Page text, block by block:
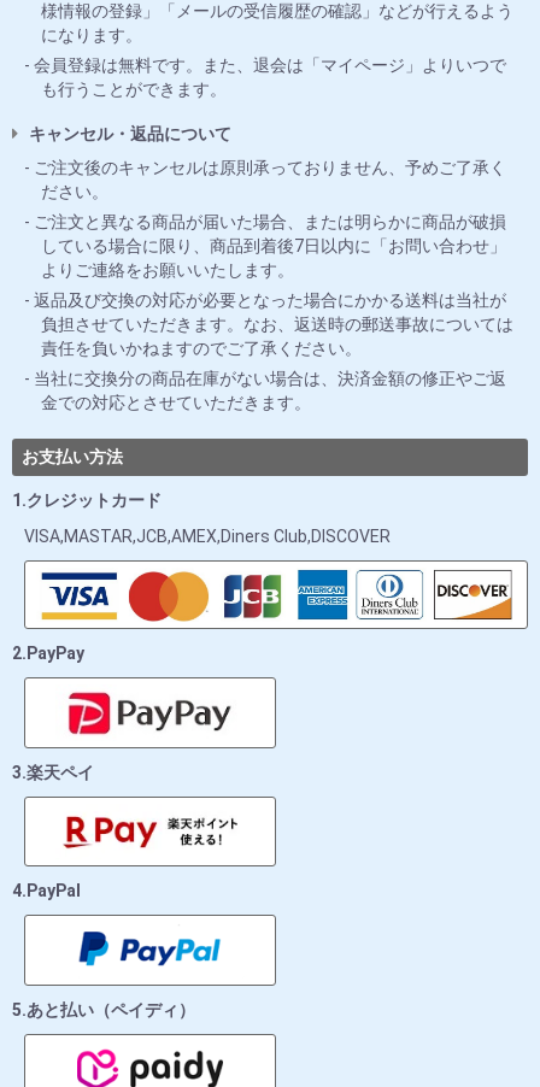
様情報の登録」「メールの受信履歴の確認」などが行えるよう
になります。
会員登録は無料です。また、退会は「マイページ」よりいつで
も行うことができます。
キャンセル・返品について
ご注文後のキャンセルは原則承っておりません、予めご了承く
ださい。
ご注文と異なる商品が届いた場合、または明らかに商品が破損
している場合に限り、商品到着後7日以内に「お問い合わせ」
よりご連絡をお願いいたします。
返品及び交換の対応が必要となった場合にかかる送料は当社が
負担させていただきます。なお、返送時の郵送事故については
責任を負いかねますのでご了承ください。
当社に交換分の商品在庫がない場合は、決済金額の修正やご返
金での対応とさせていただきます。
お支払い方法
1.クレジットカード
VISA,MASTAR,JCB,AMEX,Diners Club,DISCOVER
2.PayPay
3.楽天ペイ
4.PayPal
5.あと払い（ペイディ）